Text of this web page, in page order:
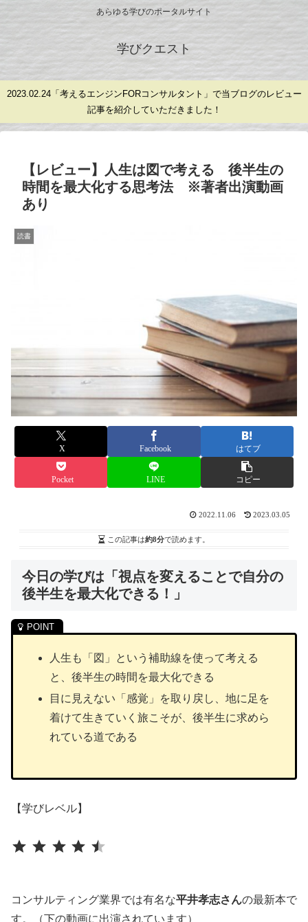
あらゆる学びのポータルサイト
学びクエスト
2023.02.24「考えるエンジンFORコンサルタント」で当ブログのレビュー
記事を紹介していただきました！
【レビュー】人生は図で考える 後半生の
時間を最大化する思考法 ※著者出演動画
あり
読書
X Facebook はてブ
Pocket LINE コピー
2022.11.06 2023.03.05
この記事は約8分で読めます。
今日の学びは「視点を変えることで自分の
後半生を最大化できる！」
人生も「図」という補助線を使って考える
と、後半生の時間を最大化できる
目に見えない「感覚」を取り戻し、地に足を
着けて生きていく旅こそが、後半生に求めら
れている道である
【学びレベル】
コンサルティング業界では有名な平井孝志さんの最新本で
す。（下の動画に出演されています）